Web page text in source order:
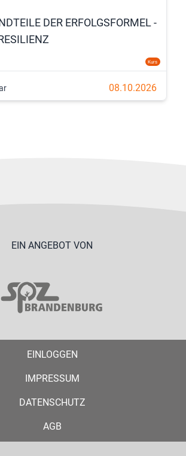
DER ERFOLGSFORMEL -
Kurs
08.10.2026
EIN ANGEBOT VON
EINLOGGEN
IMPRESSUM
DATENSCHUTZ
AGB